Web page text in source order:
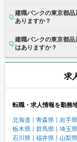
建職バンクの東京都
ありますか？
建職バンクの東京都
はありますか？
求
転職・求人情報を勤務
北海道 青森県 岩手県
栃木県
群馬県 埼玉県
石川県
福井県 山梨県